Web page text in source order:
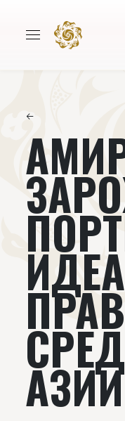
Авторы
Издательство
Проекты
Книги
←
АЗИИ